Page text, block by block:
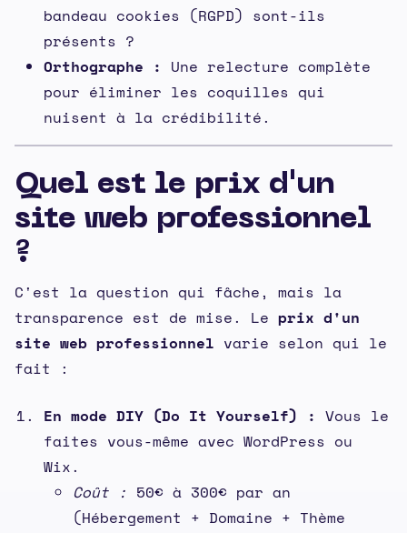
bandeau cookies (RGPD) sont-ils
présents ?
Orthographe : Une relecture complète
pour éliminer les coquilles qui
nuisent à la crédibilité.
Quel est le prix d'un
site web professionnel
?
C'est la question qui fâche, mais la
transparence est de mise. Le prix d'un
site web professionnel varie selon qui le
fait :
En mode DIY (Do It Yourself) : Vous le
faites vous-même avec WordPress ou
Wix.
Coût : 50€ à 300€ par an
(Hébergement + Domaine + Thème